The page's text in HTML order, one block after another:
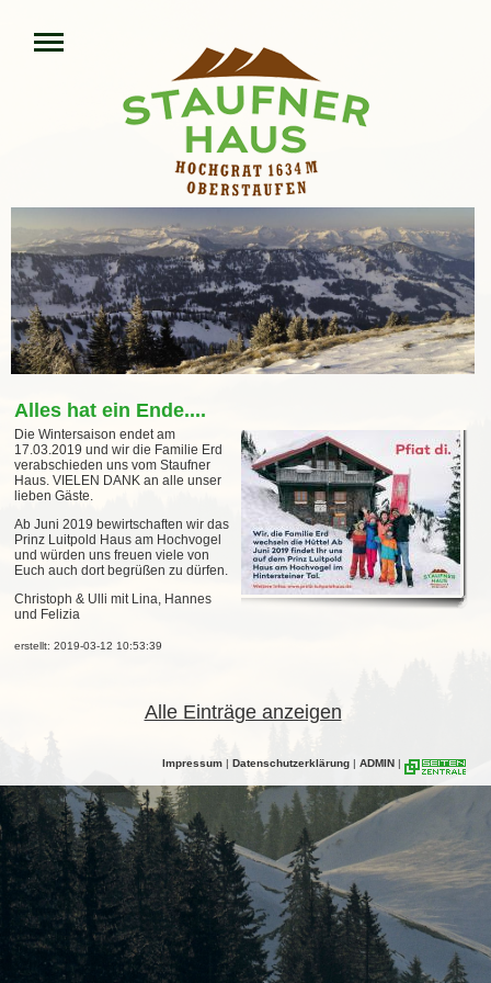
Alles hat ein Ende....
Die Wintersaison endet am
17.03.2019 und wir die Familie Erd
verabschieden uns vom Staufner
Haus. VIELEN DANK an alle unser
lieben Gäste.
Ab Juni 2019 bewirtschaften wir das
Prinz Luitpold Haus am Hochvogel
und würden uns freuen viele von
Euch auch dort begrüßen zu dürfen.
Christoph & Ulli mit Lina, Hannes
und Felizia
erstellt: 2019-03-12 10:53:39
Alle Einträge anzeigen
Impressum | Datenschutzerklärung | ADMIN |